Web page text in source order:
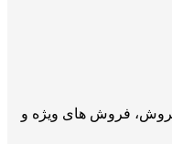
فروش، فروش های ویژه و